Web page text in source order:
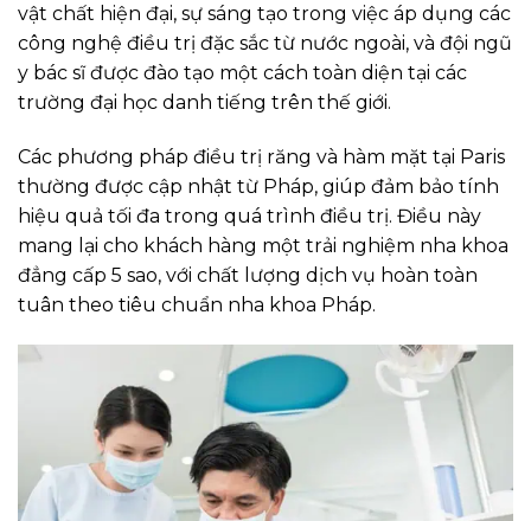
vật chất hiện đại, sự sáng tạo trong việc áp dụng các
công nghệ điều trị đặc sắc từ nước ngoài, và đội ngũ
y bác sĩ được đào tạo một cách toàn diện tại các
trường đại học danh tiếng trên thế giới.
Các phương pháp điều trị răng và hàm mặt tại Paris
thường được cập nhật từ Pháp, giúp đảm bảo tính
hiệu quả tối đa trong quá trình điều trị. Điều này
mang lại cho khách hàng một trải nghiệm nha khoa
đẳng cấp 5 sao, với chất lượng dịch vụ hoàn toàn
tuân theo tiêu chuẩn nha khoa Pháp.